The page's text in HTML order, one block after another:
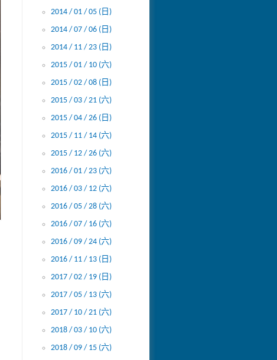
2014 / 01 / 05 (日)
2014 / 07 / 06 (日)
2014 / 11 / 23 (日)
2015 / 01 / 10 (六)
2015 / 02 / 08 (日)
2015 / 03 / 21 (六)
2015 / 04 / 26 (日)
2015 / 11 / 14 (六)
2015 / 12 / 26 (六)
2016 / 01 / 23 (六)
2016 / 03 / 12 (六)
2016 / 05 / 28 (六)
2016 / 07 / 16 (六)
2016 / 09 / 24 (六)
2016 / 11 / 13 (日)
2017 / 02 / 19 (日)
2017 / 05 / 13 (六)
2017 / 10 / 21 (六)
2018 / 03 / 10 (六)
2018 / 09 / 15 (六)